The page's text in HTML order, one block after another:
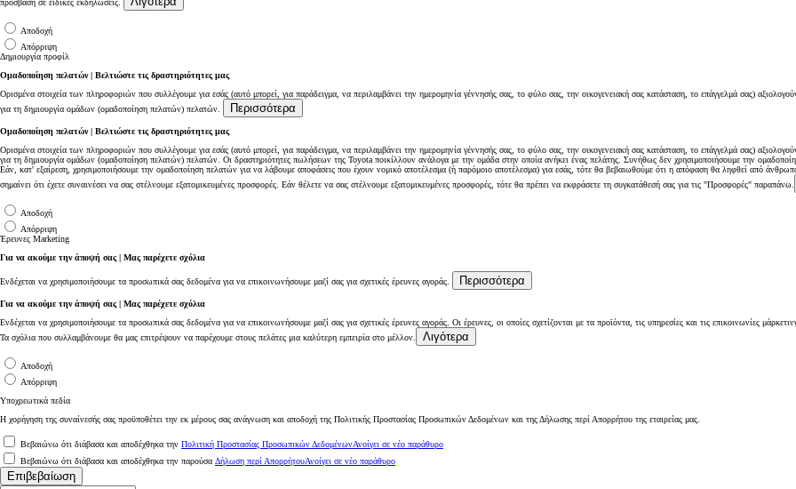
Από
337,99 € /Μήνα
Toyota bZ4X
Αγοράστε Online
BATTERY ELECTRIC
πρόσβαση σε ειδικές εκδηλώσεις.
Αποδοχή
Απόρριψη
Δημιουργία προφίλ
Ομαδοποίηση πελατών | Βελτιώστε τις δραστηριότητες μας
Ορισμένα στοιχεία των πληροφοριών που συλλέγουμε για εσάς (αυτό μπορεί, για παράδειγμα, να περιλαμβάνει την ημερομηνία γέννησής σας, το φύλο σας, την οικογενειακή σας κατάσταση, το επάγγελμά σας)
για τη δημιουργία ομάδων (ομαδοποίηση πελατών) πελατών.
Περισσότερα
Ομαδοποίηση πελατών | Βελτιώστε τις δραστηριότητες μας
Ορισμένα στοιχεία των πληροφοριών που συλλέγουμε για εσάς (αυτό μπορεί, για παράδειγμα, να περιλαμβάνει την ημερομηνία γέννησής σας, το φύλο σας, την οικογενειακή σας κατάσταση, το επάγγελμά σας)
για τη δημιουργία ομάδων (ομαδοποίηση πελατών) πελατών. Οι δραστηριότητες πωλήσεων της Toyota ποικίλλουν ανάλογα με την ομάδα στην οποία ανήκει ένας πελάτης. Συνήθως δεν χρησιμοποιήσουμε την
Εάν, κατ' εξαίρεση, χρησιμοποιήσουμε την ομαδοποίηση πελατών για να λάβουμε αποφάσεις που έχουν νομικό αποτέλεσμα (ή παρόμοιο αποτέλεσμα) για εσάς, τότε θα βεβαιωθούμε ότι η απόφαση θα ληφθεί από
σημαίνει ότι έχετε συναινέσει να σας στέλνουμε εξατομικευμένες προσφορές. Εάν θέλετε να σας στέλνουμε εξατομικευμένες προσφορές, τότε θα πρέπει να εκφράσετε τη συγκατάθεσή σας για τις "Προσφορές" παραπάνω.
Αποδοχή
Απόρριψη
Έρευνες Marketing
Για να ακούμε την άποψή σας | Μας παρέχετε σχόλια
Ενδέχεται να χρησιμοποιήσουμε τα προσωπικά σας δεδομένα για να επικοινωνήσουμε μαζί σας για σχετικές έρευνες αγοράς. Περισσότερα
Για να ακούμε την άποψή σας | Μας παρέχετε σχόλια
Ενδέχεται να χρησιμοποιήσουμε τα προσωπικά σας δεδομένα για να επικοινωνήσουμε μαζί σας για σχετικές έρευνες αγοράς. Οι έρευνες, οι οποίες σχετίζονται με τα προϊόντα, τις υπηρεσίες και τις επικοινωνίες
Τα σχόλια που συλλαμβάνουμε θα μας επιτρέψουν να παρέχουμε στους πελάτες μια καλύτερη εμπειρία στο μέλλον.
Λιγότερα
Αποδοχή
Απόρριψη
Υποχρεωτικά πεδία
Η χορήγηση της συναίνεσής σας προϋποθέτει την εκ μέρους σας ανάγνωση και αποδοχή της Πολιτικής Προστασίας Προσωπικών Δεδομένων και της Δήλωσης περί Απορρήτου της εταιρείας μας.
Βεβαιώνω ότι διάβασα και αποδέχθηκα την Πολιτική Προστασίας Προσωπικών ΔεδομένωνΑνοίγει σε νέο παράθυρο
Βεβαιώνω ότι διάβασα και αποδέχθηκα την παρούσα Δήλωση περί ΑπορρήτουΑνοίγει σε νέο παράθυρο
Επιβεβαίωση